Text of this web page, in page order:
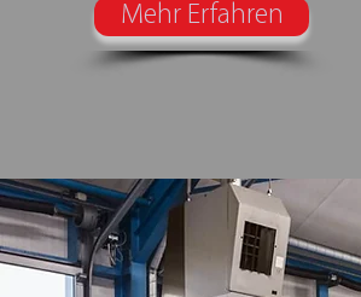
Mehr Erfahren